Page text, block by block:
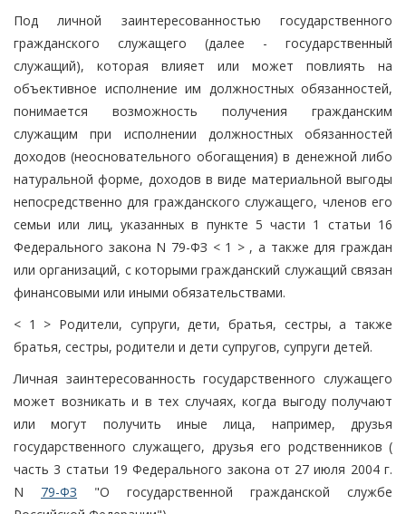
Под личной заинтересованностью государственного
гражданского служащего (далее - государственный
служащий), которая влияет или может повлиять на
объективное исполнение им должностных обязанностей,
понимается возможность получения гражданским
служащим при исполнении должностных обязанностей
доходов (неосновательного обогащения) в денежной либо
натуральной форме, доходов в виде материальной выгоды
непосредственно для гражданского служащего, членов его
семьи или лиц, указанных в пункте 5 части 1 статьи 16
Федерального закона N 79-ФЗ < 1 > , а также для граждан
или организаций, с которыми гражданский служащий связан
финансовыми или иными обязательствами.
< 1 > Родители, супруги, дети, братья, сестры, а также
братья, сестры, родители и дети супругов, супруги детей.
Личная заинтересованность государственного служащего
может возникать и в тех случаях, когда выгоду получают
или могут получить иные лица, например, друзья
государственного служащего, друзья его родственников (
часть 3 статьи 19 Федерального закона от 27 июля 2004 г.
N 79-ФЗ "О государственной гражданской службе